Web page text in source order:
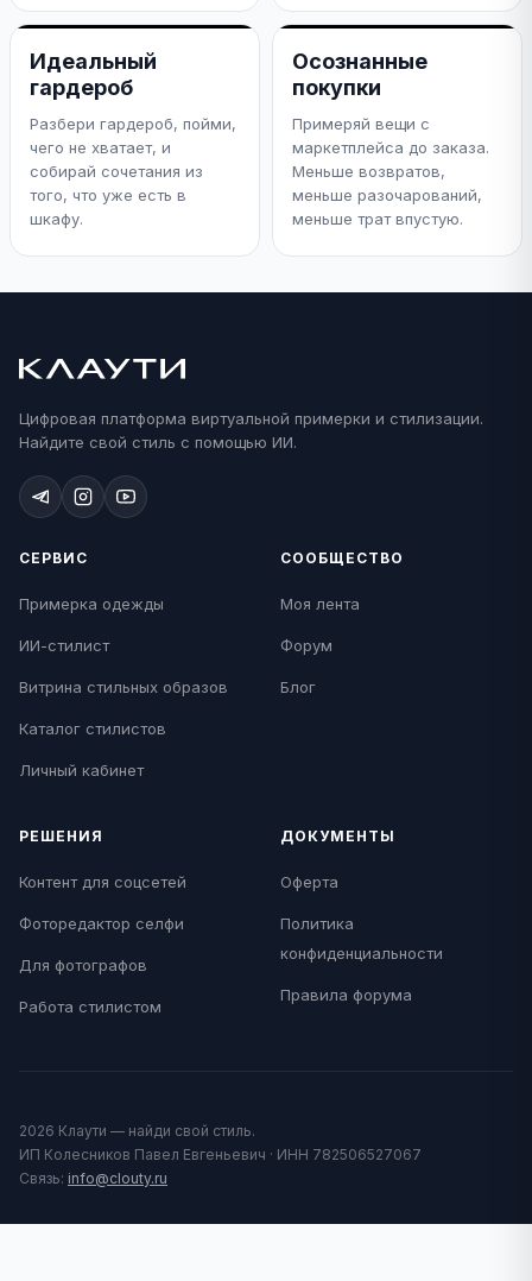
Идеальный
гардероб
Разбери гардероб, пойми,
чего не хватает, и
собирай сочетания из
того, что уже есть в
шкафу.
Осознанные
покупки
Примеряй вещи с
маркетплейса до заказа.
Меньше возвратов,
меньше разочарований,
меньше трат впустую.
Цифровая платформа виртуальной примерки и стилизации.
Найдите свой стиль с помощью ИИ.
СЕРВИС
Примерка одежды
ИИ-стилист
Витрина стильных образов
Каталог стилистов
Личный кабинет
СООБЩЕСТВО
Моя лента
Форум
Блог
РЕШЕНИЯ
Контент для соцсетей
Фоторедактор селфи
Для фотографов
Работа стилистом
ДОКУМЕНТЫ
Оферта
Политика
конфиденциальности
Правила форума
2026 Клаути — найди свой стиль.
ИП Колесников Павел Евгеньевич · ИНН 782506527067
Связь: info@clouty.ru